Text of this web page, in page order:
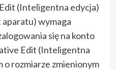
(Inteligentna edycja)
wymaga
się na konto
Edit (Inteligentna
o rozmiarze zmienionym